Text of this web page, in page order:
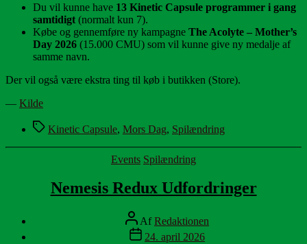
Du vil kunne have 13 Kinetic Capsule programmer i gang
samtidigt (normalt kun 7).
Købe og gennemføre ny kampagne The Acolyte – Mother’s
Day 2026 (15.000 CMU) som vil kunne give ny medalje af
samme navn.
Der vil også være ekstra ting til køb i butikken (Store).
— Kilde
TagsKinetic Capsule, Mors Dag, Spilændring
Kategorier
Events Spilændring
Nemesis Redux Udfordringer
Indlægsforfatter
AfRedaktionen
Indlægsdato
24. april 2026